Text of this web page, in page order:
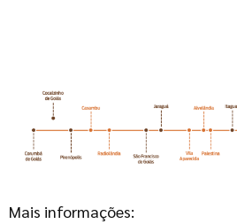
Mais informações: